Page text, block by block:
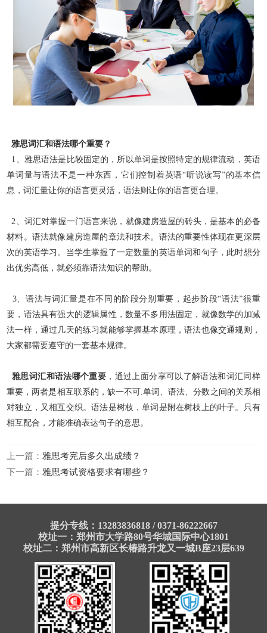
雅思词汇和语法哪个重要？
1、雅思语法是比较固定的，所以单词是按照特定的规律流动，英语
单词量与语法不是一种东西，它们控制着英语“听说读写”的基本信
息，词汇量让你的语言更灵活，语法则让你的语言更合理。
2、词汇对掌握一门语言来说，就像建房造屋的砖头，是基本的必备
材料。语法就像建房造屋的章法和技术。语法的重要性体现在更深层
次的英语学习。当学生掌握了一定数量的英语单词和句子，此时想分
出优劣高低，就必须靠语法知识的帮助。
3、语法与词汇量是在不同的阶段分别重要，起步阶段“语法”很重
要，语法具有强大的逻辑属性，数量不多用法固定，就像数学的加减
法一样，通过几天的练习就能够掌握基本原理，语法也像交通规则，
大家都需要遵守的一套基本规律。
雅思词汇和语法哪个重要 ，通过上面分享可以了解语法和词汇同样
重要，两者是相互联系的，缺一不可.单词、语法、分数之间 的关系相
对独立，又相互交织。语法是树枝，单词是附在树枝上的叶子。只有
相互配合，才能准确表达句子的意思。
上一篇： 雅思考完后多久出成绩？
下一篇： 雅思考试资格要求有哪些？
提分专线：13283836818 / 0371-86222667
校址一：郑州市大学路80号华城国际中心1801
校址二：郑州市高新区长椿路升龙又一城B座23层639